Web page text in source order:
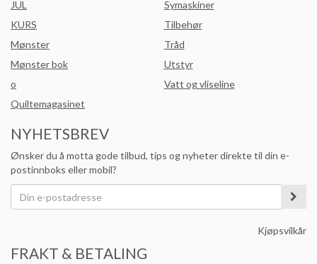
JUL
KURS
Mønster
Mønster bok
o
Quiltemagasinet
Symaskiner
Tilbehør
Tråd
Utstyr
Vatt og vliseline
NYHETSBREV
Ønsker du å motta gode tilbud, tips og nyheter direkte til din e-
postinnboks eller mobil?
Kjøpsvilkår
FRAKT & BETALING